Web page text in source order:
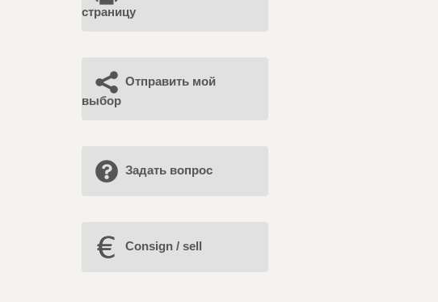
страницу
Отправить мой
выбор
Задать вопрос
Consign / sell